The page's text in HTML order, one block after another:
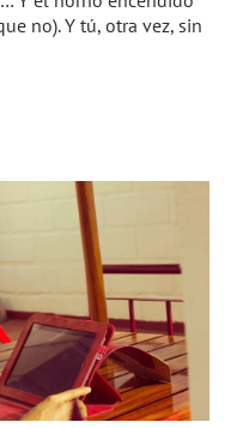
no). Y tú, otra vez, sin